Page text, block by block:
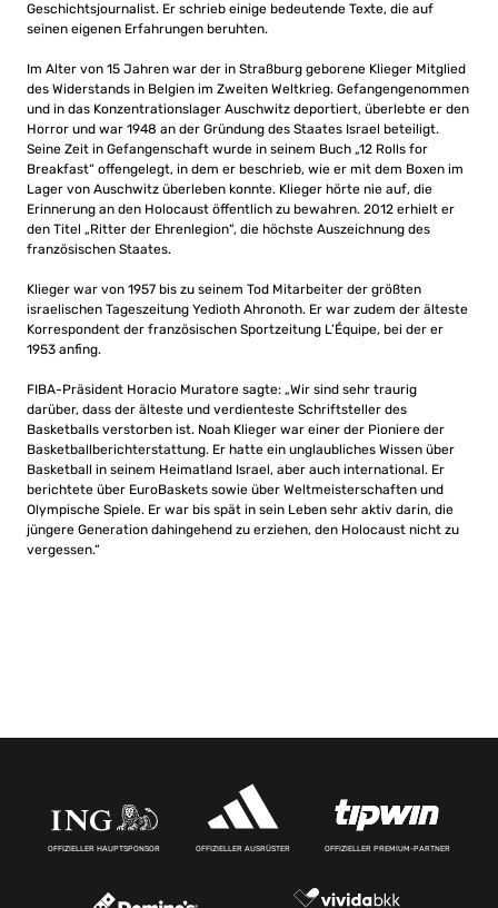
Geschichtsjournalist. Er schrieb einige bedeutende Texte, die auf
seinen eigenen Erfahrungen beruhten.
Im Alter von 15 Jahren war der in Straßburg geborene Klieger Mitglied
des Widerstands in Belgien im Zweiten Weltkrieg. Gefangengenommen
und in das Konzentrationslager Auschwitz deportiert, überlebte er den
Horror und war 1948 an der Gründung des Staates Israel beteiligt.
Seine Zeit in Gefangenschaft wurde in seinem Buch „12 Rolls for
Breakfast“ offengelegt, in dem er beschrieb, wie er mit dem Boxen im
Lager von Auschwitz überleben konnte. Klieger hörte nie auf, die
Erinnerung an den Holocaust öffentlich zu bewahren. 2012 erhielt er
den Titel „Ritter der Ehrenlegion“, die höchste Auszeichnung des
französischen Staates.
Klieger war von 1957 bis zu seinem Tod Mitarbeiter der größten
israelischen Tageszeitung Yedioth Ahronoth. Er war zudem der älteste
Korrespondent der französischen Sportzeitung L’Équipe, bei der er
1953 anfing.
FIBA-Präsident Horacio Muratore sagte: „Wir sind sehr traurig
darüber, dass der älteste und verdienteste Schriftsteller des
Basketballs verstorben ist. Noah Klieger war einer der Pioniere der
Basketballberichterstattung. Er hatte ein unglaubliches Wissen über
Basketball in seinem Heimatland Israel, aber auch international. Er
berichtete über EuroBaskets sowie über Weltmeisterschaften und
Olympische Spiele. Er war bis spät in sein Leben sehr aktiv darin, die
jüngere Generation dahingehend zu erziehen, den Holocaust nicht zu
vergessen.“
OFFIZIELLER HAUPTSPONSOR OFFIZIELLER AUSRÜSTER OFFIZIELLER PREMIUM-PARTNER